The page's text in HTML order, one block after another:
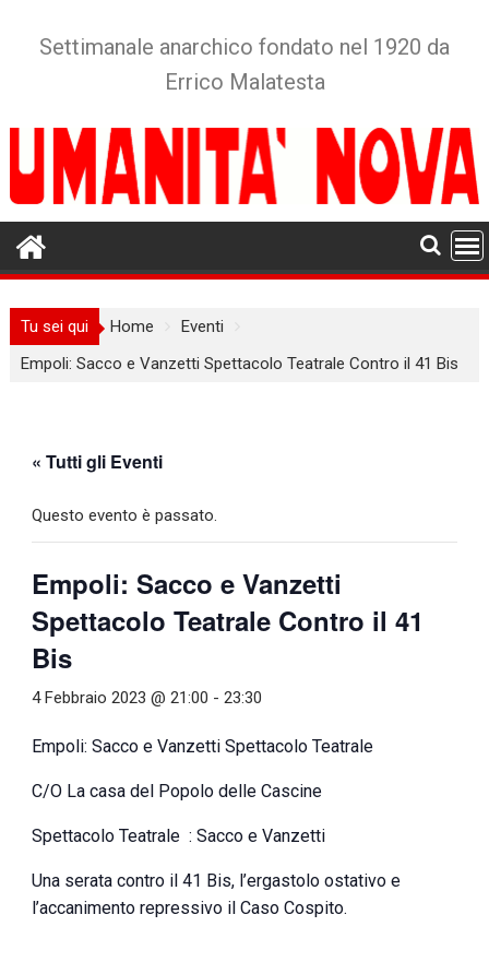
Settimanale anarchico fondato nel 1920 da
Errico Malatesta
Tu sei qui Home
Eventi
Empoli: Sacco e Vanzetti Spettacolo Teatrale Contro il 41 Bis
« Tutti gli Eventi
Questo evento è passato.
Empoli: Sacco e Vanzetti
Spettacolo Teatrale Contro il 41
Bis
4 Febbraio 2023 @ 21:00 -23:30
Empoli: Sacco e Vanzetti Spettacolo Teatrale
C/O La casa del Popolo delle Cascine
Spettacolo Teatrale : Sacco e Vanzetti
Una serata contro il 41 Bis, l’ergastolo ostativo e
l’accanimento repressivo il Caso Cospito.